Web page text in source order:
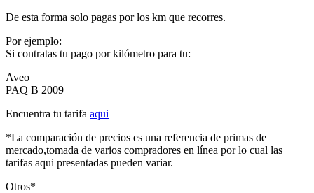
De esta forma solo pagas por los km que recorres.
Por ejemplo:
Si contratas tu pago por kilómetro para tu:
Aveo
PAQ B 2009
Encuentra tu tarifa aqui
*La comparación de precios es una referencia de primas de
mercado,tomada de varios compradores en línea por lo cual las
tarifas aqui presentadas pueden variar.
Otros*